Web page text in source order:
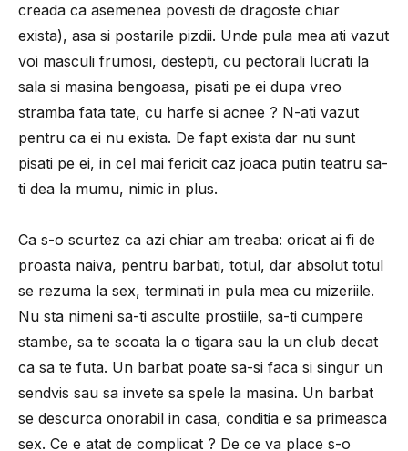
creada ca asemenea povesti de dragoste chiar
exista), asa si postarile pizdii. Unde pula mea ati vazut
voi masculi frumosi, destepti, cu pectorali lucrati la
sala si masina bengoasa, pisati pe ei dupa vreo
stramba fata tate, cu harfe si acnee ? N-ati vazut
pentru ca ei nu exista. De fapt exista dar nu sunt
pisati pe ei, in cel mai fericit caz joaca putin teatru sa-
ti dea la mumu, nimic in plus.
Ca s-o scurtez ca azi chiar am treaba: oricat ai fi de
proasta naiva, pentru barbati, totul, dar absolut totul
se rezuma la sex, terminati in pula mea cu mizeriile.
Nu sta nimeni sa-ti asculte prostiile, sa-ti cumpere
stambe, sa te scoata la o tigara sau la un club decat
ca sa te futa. Un barbat poate sa-si faca si singur un
sendvis sau sa invete sa spele la masina. Un barbat
se descurca onorabil in casa, conditia e sa primeasca
sex. Ce e atat de complicat ? De ce va place s-o